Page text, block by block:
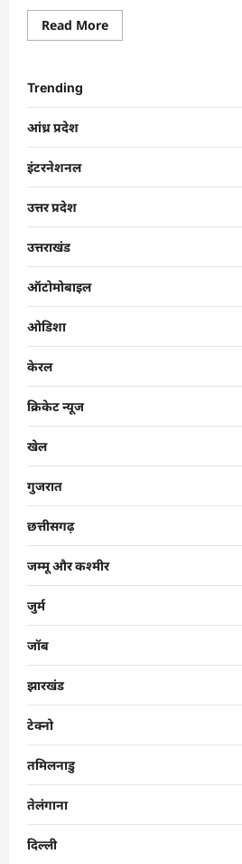
Read More
Trending
आंध्र प्रदेश
इंटरनेशनल
उत्तर प्रदेश
उत्तराखंड
ऑटोमोबाइल
ओडिशा
केरल
क्रिकेट न्यूज
खेल
गुजरात
छत्तीसगढ़
जम्मू और कश्मीर
जुर्म
जॉब
झारखंड
टेक्नो
तमिलनाडु
तेलंगाना
दिल्ली